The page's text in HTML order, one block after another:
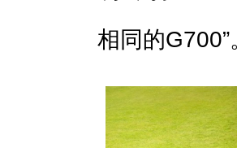
相同的G700”